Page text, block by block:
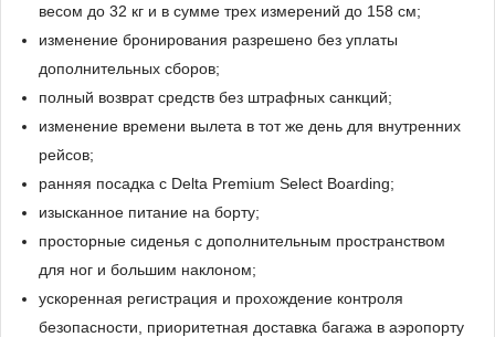
весом до 32 кг и в сумме трех измерений до 158 см;
изменение бронирования разрешено без уплаты
дополнительных сборов;
полный возврат средств без штрафных санкций;
изменение времени вылета в тот же день для внутренних
рейсов;
ранняя посадка с Delta Premium Select Boarding;
изысканное питание на борту;
просторные сиденья с дополнительным пространством
для ног и большим наклоном;
ускоренная регистрация и прохождение контроля
безопасности, приоритетная доставка багажа в аэропорту